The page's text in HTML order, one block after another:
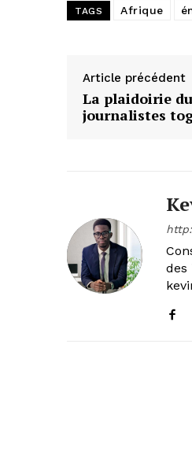
TAGS Afrique
Article précédent
La plaidoirie
journalistes
des